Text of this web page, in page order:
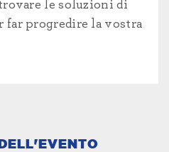
le soluzioni di
far progredire la vostra